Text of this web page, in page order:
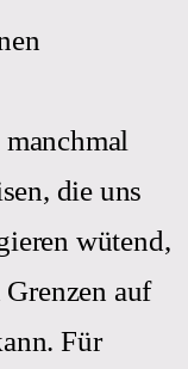
die uns
wütend,
auf
Für